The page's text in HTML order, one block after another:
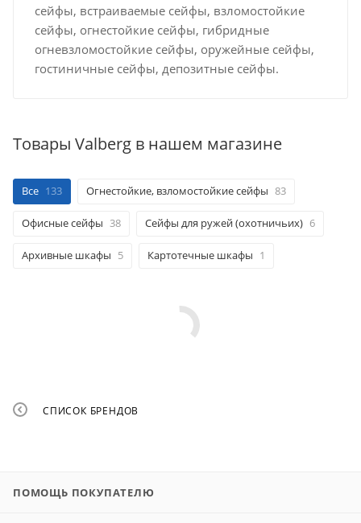
сейфы, встраиваемые сейфы, взломостойкие
сейфы, огнестойкие сейфы, гибридные
огневзломостойкие сейфы, оружейные сейфы,
гостиничные сейфы, депозитные сейфы.
Товары Valberg в нашем магазине
Все 133 Огнестойкие, взломостойкие сейфы 83
Офисные сейфы 38 Сейфы для ружей (охотничьих) 6
Архивные шкафы 5 Картотечные шкафы 1
СПИСОК БРЕНДОВ
ПОМОЩЬ ПОКУПАТЕЛЮ